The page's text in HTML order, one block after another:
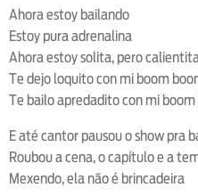
Ahora estoy bailando
Estoy pura adrenalina
Ahora estoy solita, pero
Te dejo loquito con mi boom
Te bailo apredadito con mi
E até cantor pausou o show pra
Roubou a cena, o capítulo e a
Mexendo, ela não é brincadeira